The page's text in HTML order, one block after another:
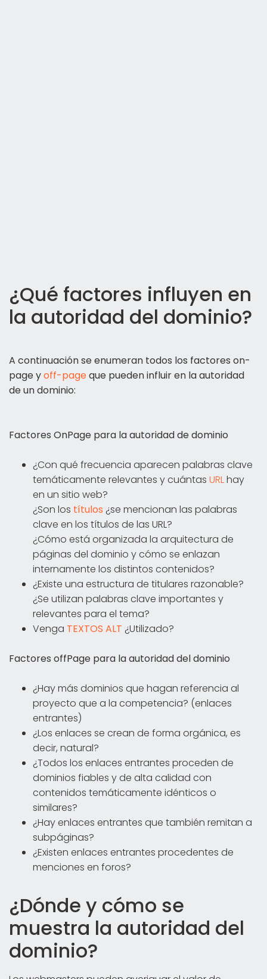
¿Qué factores influyen en
la autoridad del dominio?
A continuación se enumeran todos los factores on-
page yoff-pageque pueden influir en la autoridad
de un dominio:
Factores OnPage para la autoridad de dominio
¿Con qué frecuencia aparecen palabras clave
temáticamente relevantes y cuántas URLhay
en un sitio web?
¿Son los títulos ¿se mencionan las palabras
clave en los títulos de las URL?
¿Cómo está organizada la arquitectura de
páginas del dominio y cómo se enlazan
internamente los distintos contenidos?
¿Existe una estructura de titulares razonable?
¿Se utilizan palabras clave importantes y
relevantes para el tema?
Venga TEXTOS ALT ¿Utilizado?
Factores offPage para la autoridad del dominio
¿Hay más dominios que hagan referencia al
proyecto que a la competencia? (enlaces
entrantes)
¿Los enlaces se crean de forma orgánica, es
decir, natural?
¿Todos los enlaces entrantes proceden de
dominios fiables y de alta calidad con
contenidos temáticamente idénticos o
similares?
¿Hay enlaces entrantes que también remitan a
subpáginas?
¿Existen enlaces entrantes procedentes de
menciones en foros?
¿Dónde y cómo se
muestra la autoridad del
dominio?